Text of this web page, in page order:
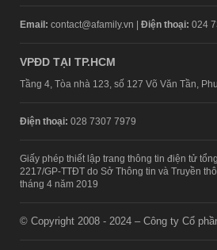
Email: contact@afamily.vn | Điện thoại: 024
VPĐD TẠI TP.HCM
Tầng 4, Tòa nhà 123, số 127 Võ Văn Tần,
Điện thoại: 028 7307 7979
Giấy phép thiết lập trang thông tin điện tử
2217/GP-TTĐT do Sở Thông tin và Truyền
tháng 4 năm 2019
© Copyright 2008 - 2024 – Công ty Cổ